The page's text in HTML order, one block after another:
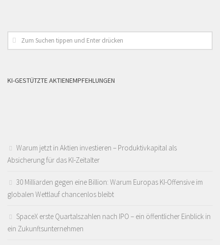
KI-GESTÜTZTE AKTIENEMPFEHLUNGEN
Warum jetzt in Aktien investieren – Produktivkapital als
Absicherung für das KI-Zeitalter
30 Milliarden gegen eine Billion: Warum Europas KI-Offensive im
globalen Wettlauf chancenlos bleibt
SpaceX erste Quartalszahlen nach IPO – ein öffentlicher Einblick in
ein Zukunftsunternehmen